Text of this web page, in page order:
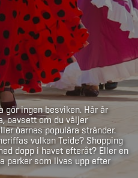
ingen besviken. Här är
oavsett om du väljer
öarnas populära stränder.
vulkan Teide? Shopping
dopp i havet efteråt? Eller en
parker som livas upp efter